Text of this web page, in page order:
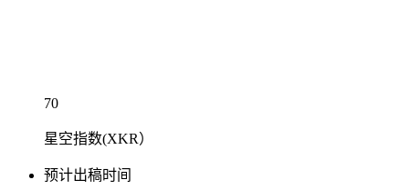
70
星空指数(XKR）
预计出稿时间